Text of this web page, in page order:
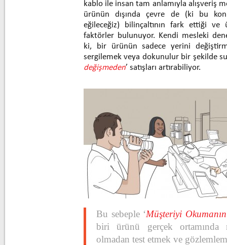
kablo ile insan tam anlamıyla alışveriş
ürünün dışında çevre de (ki bu
eğileceğiz) bilinçaltının fark ettiği
faktörler bulunuyor. Kendi mesleki
ki, bir ürünün sadece yerini
sergilemek veya dokunulur bir şekilde
değişmeden’ satışları artırabiliyor.
Bu sebeple ‘Müşteriyi Okumanın
biri ürünü gerçek ortamında
olmadan test etmek ve